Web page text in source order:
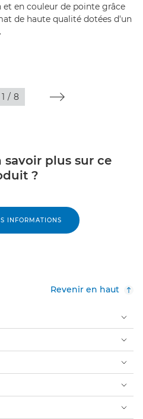
en couleur de pointe grâce
de haute qualité dotées d'un
1 / 8
savoir plus sur ce
?
INFORMATIONS
Revenir en haut